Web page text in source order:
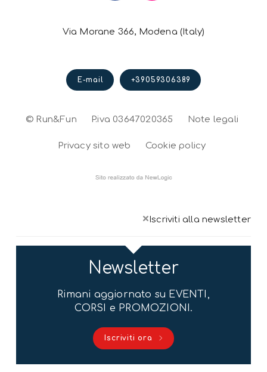
Via Morane 366, Modena (Italy)
E-mail +39059306389
© Run&Fun P.iva 03647020365 Note legali
Privacy sito web Cookie policy
×Iscriviti alla newsletter
Newsletter
Rimani aggiornato su EVENTI,
CORSI e PROMOZIONI.
Iscriviti ora